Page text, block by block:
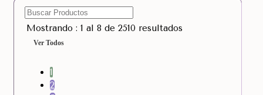
Mostrando : 1 al 8 de 2510 resultados
Ver Todos
1
2